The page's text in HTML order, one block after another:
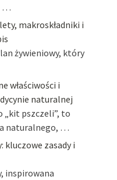
…
makroskładniki i
żywieniowy, który
właściwości i
naturalnej
„kit pszczeli”, to
naturalnego, …
kluczowe zasady i
inspirowana